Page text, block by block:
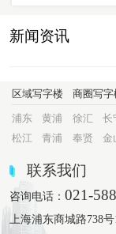
新闻资讯
区域写字楼 商圈写字
浦东 黄浦 徐汇 长
松江
青浦 奉贤 金
联系我们
咨询电话：021-
上海浦东商城路738号